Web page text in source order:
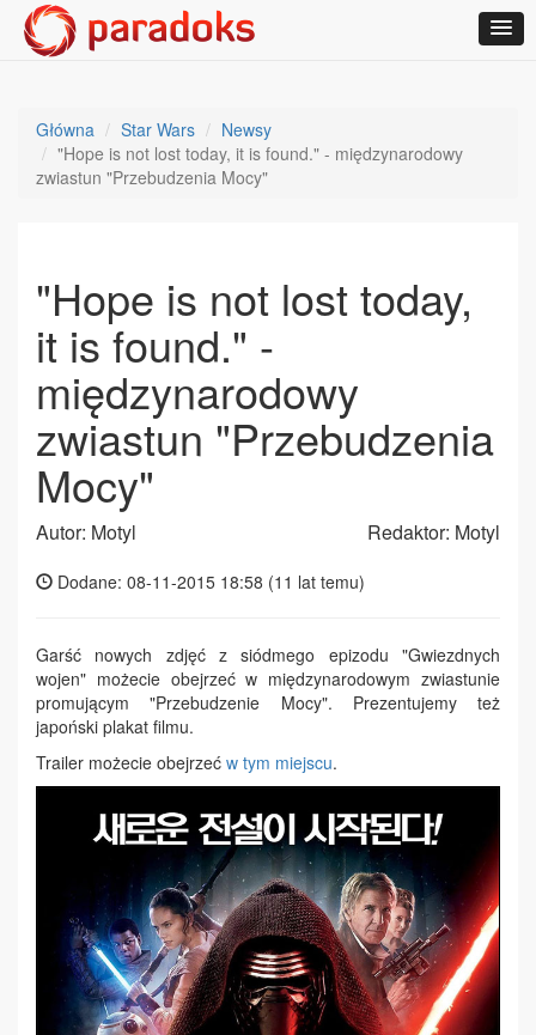
Główna Star Wars
Newsy
"Hope is not lost today, it is found." - międzynarodowy
zwiastun "Przebudzenia Mocy"
"Hope is not lost today,
it is found." -
międzynarodowy
zwiastun "Przebudzenia
Mocy"
Autor: Motyl Redaktor: Motyl
Dodane: 08-11-2015 18:58 (11 lat temu)
Garść nowych zdjęć z siódmego epizodu "Gwiezdnych
wojen" możecie obejrzeć w międzynarodowym zwiastunie
promującym "Przebudzenie Mocy". Prezentujemy też
japoński plakat filmu.
Trailer możecie obejrzeć w tym miejscu.